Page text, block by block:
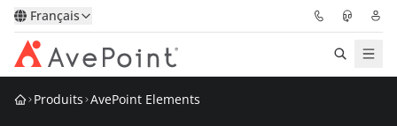
Français
Solutions
Produits AvePoint Elements